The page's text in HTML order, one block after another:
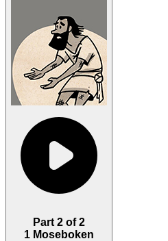
Part 2 of 2
1 Moseboken